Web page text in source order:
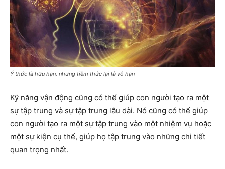
Ý thức là hữu hạn, nhưng tiềm thức lại là vô hạn
Kỹ năng vận động cũng có thể giúp con người tạo ra một
sự tập trung và sự tập trung lâu dài. Nó cũng có thể giúp
con người tạo ra một sự tập trung vào một nhiệm vụ hoặc
một sự kiện cụ thể, giúp họ tập trung vào những chi tiết
quan trọng nhất.